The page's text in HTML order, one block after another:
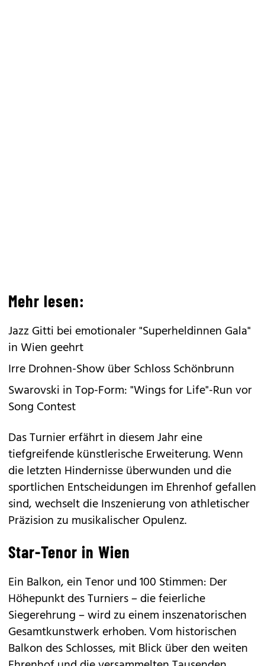
Mehr lesen:
Jazz Gitti bei emotionaler "Superheldinnen Gala"
in Wien geehrt
Irre Drohnen-Show über Schloss Schönbrunn
Swarovski in Top-Form: "Wings for Life"-Run vor
Song Contest
Das Turnier erfährt in diesem Jahr eine
tiefgreifende künstlerische Erweiterung. Wenn
die letzten Hindernisse überwunden und die
sportlichen Entscheidungen im Ehrenhof gefallen
sind, wechselt die Inszenierung von athletischer
Präzision zu musikalischer Opulenz.
Star-Tenor in Wien
Ein Balkon, ein Tenor und 100 Stimmen: Der
Höhepunkt des Turniers – die feierliche
Siegerehrung – wird zu einem inszenatorischen
Gesamtkunstwerk erhoben. Vom historischen
Balkon des Schlosses, mit Blick über den weiten